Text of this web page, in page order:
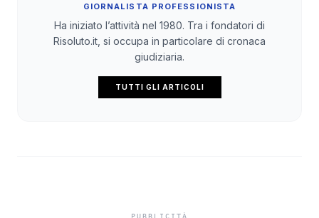
GIORNALISTA PROFESSIONISTA
Ha iniziato l’attività nel 1980. Tra i fondatori di
Risoluto.it, si occupa in particolare di cronaca
giudiziaria.
TUTTI GLI ARTICOLI